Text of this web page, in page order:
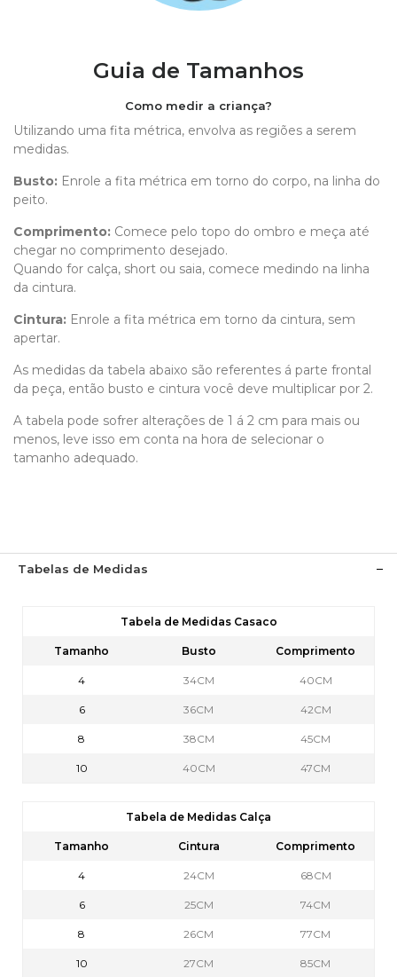
Guia de Tamanhos
Como medir a criança?
Utilizando uma fita métrica, envolva as regiões a serem
medidas.
Busto: Enrole a fita métrica em torno do corpo, na linha do
peito.
Comprimento: Comece pelo topo do ombro e meça até
chegar no comprimento desejado.
Quando for calça, short ou saia, comece medindo na linha
da cintura.
Cintura: Enrole a fita métrica em torno da cintura, sem
apertar.
As medidas da tabela abaixo são referentes á parte frontal
da peça, então busto e cintura você deve multiplicar por 2.
A tabela pode sofrer alterações de 1 á 2 cm para mais ou
menos, leve isso em conta na hora de selecionar o
tamanho adequado.
Tabelas de Medidas
Tabela de Medidas Casaco
Tamanho Busto Comprimento
4 34CM 40CM
6 36CM 42CM
8 38CM 45CM
10 40CM 47CM
Tabela de Medidas Calça
Tamanho Cintura Comprimento
4 24CM 68CM
6 25CM 74CM
8 26CM 77CM
10 27CM 85CM